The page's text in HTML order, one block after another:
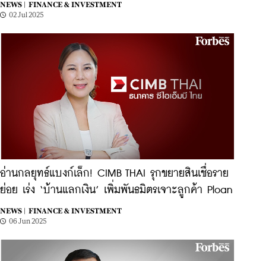
NEWS |
FINANCE & INVESTMENT
02 Jul 2025
อ่านกลยุทธ์แบงก์เล็ก! CIMB THAI รุกขยายสินเชื่อราย
ย่อย เร่ง ‘บ้านแลกเงิน’ เพิ่มพันธมิตรเจาะลูกค้า Ploan
NEWS |
FINANCE & INVESTMENT
06 Jun 2025